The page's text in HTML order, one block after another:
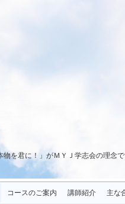
を君に！」がＭＹＪ学志会の理念で
コースのご案内 講師紹介 主な